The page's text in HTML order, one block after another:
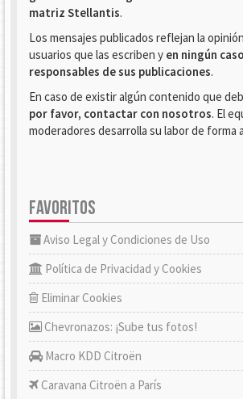
matriz Stellantis.
Los mensajes publicados reflejan la
usuarios que las escriben y en ningún
responsables de sus publicaciones.
En caso de existir algún contenido que
por favor, contactar con nosotros. El
moderadores desarrolla su labor de forma
FAVORITOS
Aviso Legal y Condiciones de Uso
Política de Privacidad y Cookies
Eliminar Cookies
Chevronazos: ¡Sube tus fotos!
Macro KDD Citroën
Caravana Citroën a París